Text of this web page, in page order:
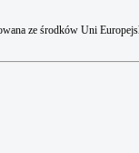
ze środków Uni